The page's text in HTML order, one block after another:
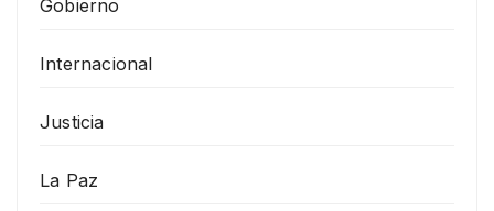
Gobierno
Internacional
Justicia
La Paz